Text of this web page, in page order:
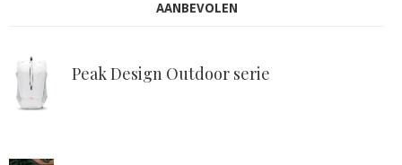
AANBEVOLEN
Peak Design Outdoor serie